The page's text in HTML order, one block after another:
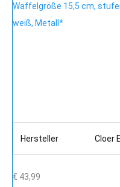
Waffelgröße 15,5 cm,
weiß, Metall*
Hersteller Cloer
€ 43,99